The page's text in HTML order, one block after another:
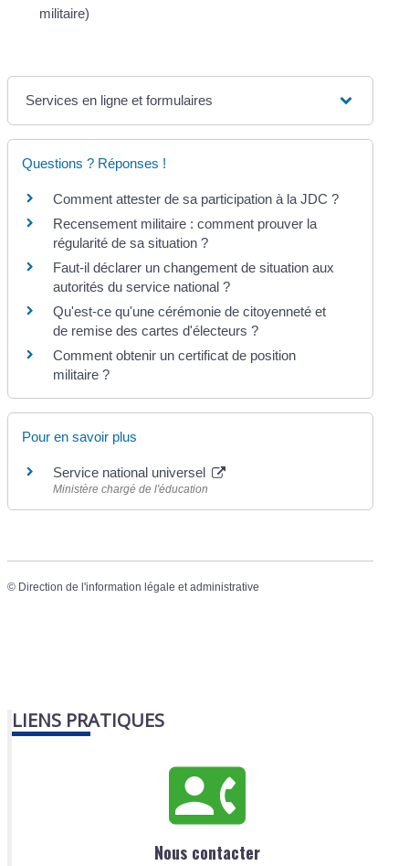
militaire)
Services en ligne et formulaires
Questions ? Réponses !
Comment attester de sa participation à la JDC ?
Recensement militaire : comment prouver la
régularité de sa situation ?
Faut-il déclarer un changement de situation aux
autorités du service national ?
Qu'est-ce qu'une cérémonie de citoyenneté et
de remise des cartes d'électeurs ?
Comment obtenir un certificat de position
militaire ?
Pour en savoir plus
Service national universel
Ministère chargé de l'éducation
© Direction de l'information légale et administrative
LIENS PRATIQUES
Nous contacter